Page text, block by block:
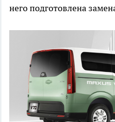
него подготовлена